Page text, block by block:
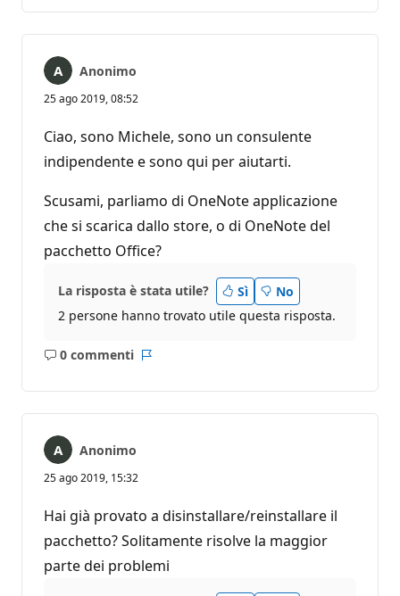
Anonimo
25 ago 2019, 08:52
Ciao, sono Michele, sono un consulente
indipendente e sono qui per aiutarti.
Scusami, parliamo di OneNote applicazione
che si scarica dallo store, o di OneNote del
pacchetto Office?
La risposta è stata utile? Sì
No
2 persone hanno trovato utile questa risposta.
0 commenti
Nessun
Anonimo
25 ago 2019, 15:32
Hai già provato a disinstallare/reinstallare il
pacchetto? Solitamente risolve la maggior
parte dei problemi